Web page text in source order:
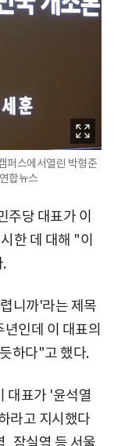
퍼스에서열린 박형준
합뉴스
주당 대표가 이
한 데 대해 "이
니까'라는 제목
인데 이 대표의
하다"고 했다.
대표가 '윤석열
라고 지시했다